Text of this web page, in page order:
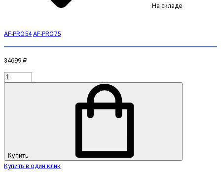
На складе
AF-PRO54 AF-PRO75
34699 ₽
Купить
Купить в один клик